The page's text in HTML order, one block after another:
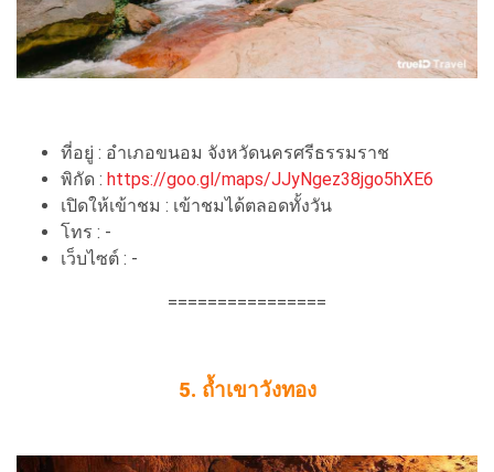
ที่อยู่ : อำเภอขนอม จังหวัดนครศรีธรรมราช
พิกัด : https://goo.gl/maps/JJyNgez38jgo5hXE6
เปิดให้เข้าชม : เข้าชมได้ตลอดทั้งวัน
โทร : -
เว็บไซต์ : -
================
5. ถ้ำเขาวังทอง